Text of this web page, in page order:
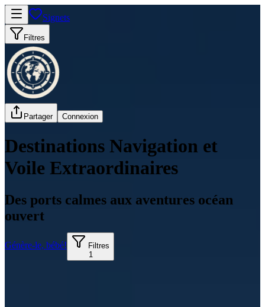
Signets
Filtres
Partager Connexion
Destinations Navigation et
Voile Extraordinaires
Des ports calmes aux aventures océan
ouvert
Génère-le, bébé!
Filtres
1